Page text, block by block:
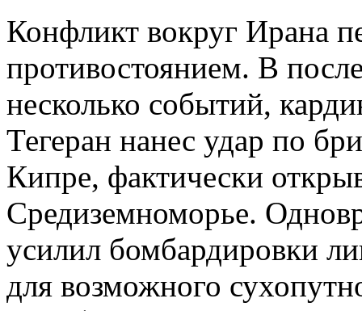
Конфликт вокруг Ирана
противостоянием. В
несколько событий,
Тегеран нанес удар по
Кипре, фактически
Средиземноморье.
усилил бомбардировки
для возможного